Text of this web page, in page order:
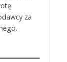
za